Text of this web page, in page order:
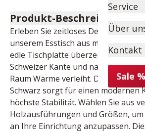
Service
Über
Kontakt
Sale %
Produkt-Beschreibung
Erleben Sie zeitloses Design und
unserem Esstisch aus massiver
edle Tischplatte überzeugt mit
Schweizer Kante und natürlicher
Raum Wärme verleiht. Das stabile
Schwarz sorgt für einen modernen
höchste Stabilität. Wählen Sie aus
Holzausführungen und Größen,
an Ihre Einrichtung anzupassen.